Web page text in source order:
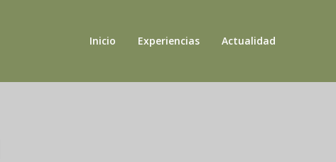
Inicio Experiencias Actualidad